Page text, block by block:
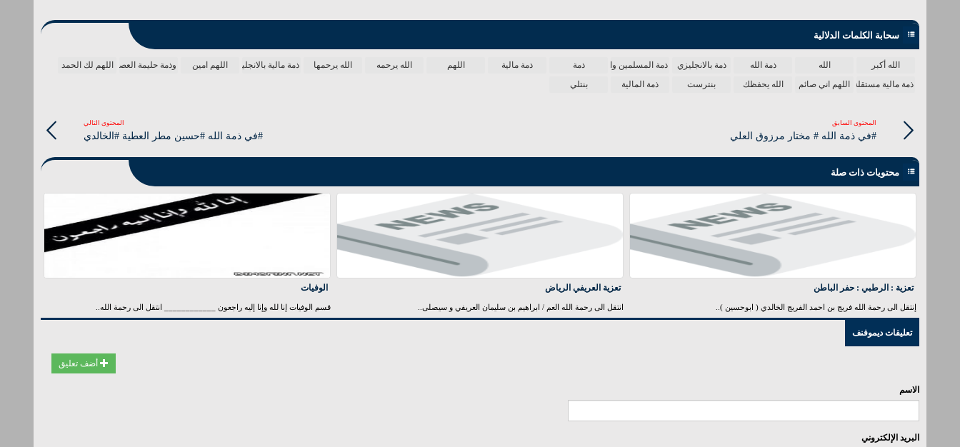
سحابة الكلمات الدلالية
الله أكبر الله ذمة الله ذمة بالانجليزي ذمة المسلمين واحدة ذمة ذمة مالية اللهم الله يرحمه الله يرحمها ذمة مالية بالانجليزي اللهم امين وذمة حليمة العصب البصري
اللهم لك الحمد
ذمة مالية مستقلة
اللهم اني صائم الله يحفظك بنترست ذمة المالية بنتلي
المحتوى السابق
#في ذمة الله # مختار مرزوق العلي
المحتوى التالي
#في ذمة الله #حسين مطر العطية #الخالدي
محتويات ذات صلة
تعزية : الرطبي : حفر الباطن
إنتقل الى رحمة الله فريج بن احمد الفريج الخالدي ( ابوحسين )..
تعزية العريفي الرياض
انتقل الى رحمة الله العم / ابراهيم بن سليمان العريفي و سيصلى..
الوفيات
قسم الوفيات إنا لله وإنا إليه راجعون ____________ انتقل الى رحمة الله..
تعليقات ديموفنف
أضف تعليق
الاسم
البريد الإلكتروني